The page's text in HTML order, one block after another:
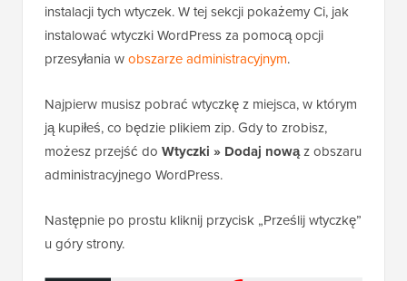
instalacji tych wtyczek. W tej sekcji pokażemy Ci, jak
instalować wtyczki WordPress za pomocą opcji
przesyłania wobszarze administracyjnym.
Najpierw musisz pobrać wtyczkę z miejsca, w którym
ją kupiłeś, co będzie plikiem zip. Gdy to zrobisz,
możesz przejść do Wtyczki » Dodaj nowąz obszaru
administracyjnego WordPress.
Następnie po prostu kliknij przycisk „Prześlij wtyczkę”
u góry strony.